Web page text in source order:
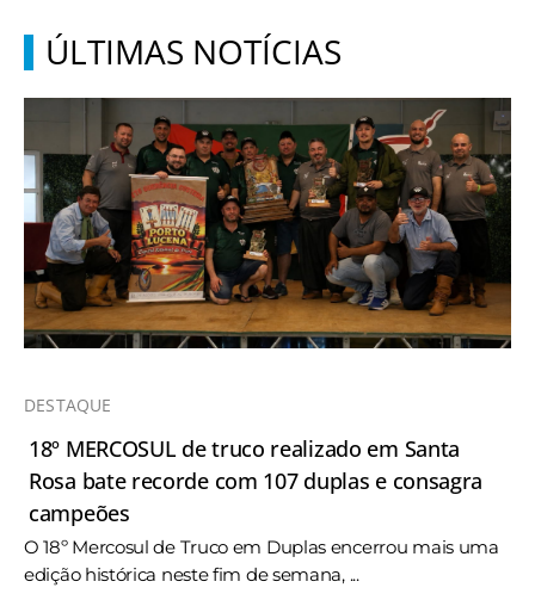
ÚLTIMAS NOTÍCIAS
DESTAQUE
18º MERCOSUL de truco realizado em Santa
Rosa bate recorde com 107 duplas e consagra
campeões
O 18º Mercosul de Truco em Duplas encerrou mais uma
edição histórica neste fim de semana, ...